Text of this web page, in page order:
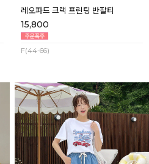
레오파드 크랙 프린팅 반팔티
15,800
F(44-66)